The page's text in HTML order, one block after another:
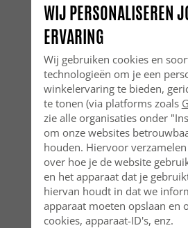
WIJ PERSONALISEREN
ERVARING
Wij gebruiken cookies en
technologieën om je een
winkelervaring te bieden,
te tonen (via platforms zoals
zie alle organisaties onder
om onze websites
houden. Hiervoor
over hoe je de website
en het apparaat dat je
hiervan houdt in dat we
apparaat moeten opslaan en
cookies, apparaat-ID's, enz.